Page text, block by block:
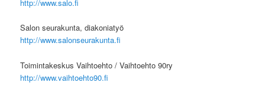
http://www.salo.fi
Salon seurakunta, diakoniatyö
http://www.salonseurakunta.fi
Toimintakeskus Vaihtoehto / Vaihtoehto 90ry
http://www.vaihtoehto90.fi